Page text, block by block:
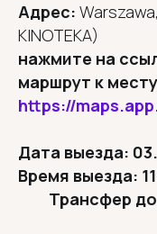
Адрес:
KINOTEKA)
нажмите на
маршрут к
https://
Дата выезда:
Время выезда:
Трансфер